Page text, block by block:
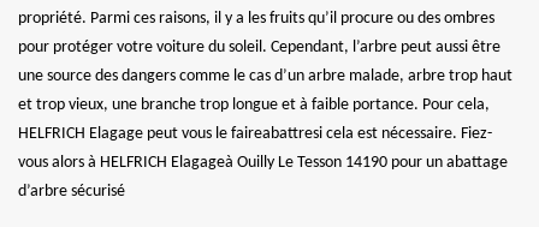
propriété. Parmi ces raisons, il y a les fruits qu’il procure ou des ombres
pour protéger votre voiture du soleil. Cependant, l’arbre peut aussi être
une source des dangers comme le cas d’un arbre malade, arbre trop haut
et trop vieux, une branche trop longue et à faible portance. Pour cela,
HELFRICH Elagage peut vous le faireabattresi cela est nécessaire. Fiez-
vous alors à HELFRICH Elagageà Ouilly Le Tesson 14190 pour un abattage
d’arbre sécurisé